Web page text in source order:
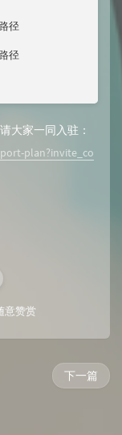
径
径
大家一同入驻：
plan?invite_co
意赞赏
下一篇